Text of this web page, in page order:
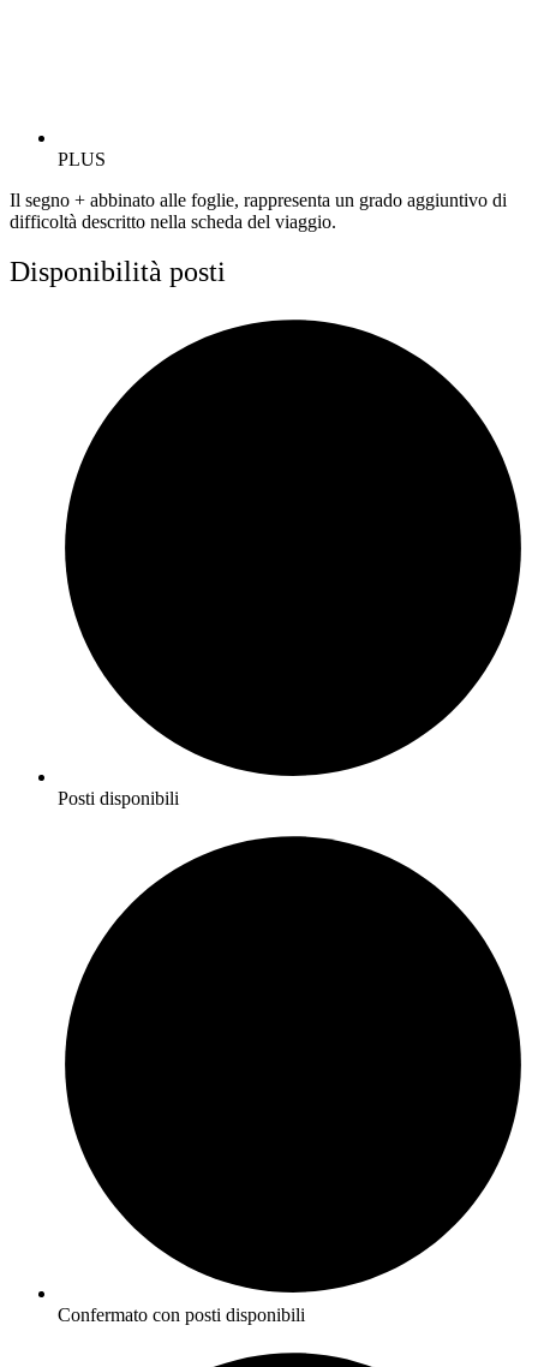
PLUS
Il segno + abbinato alle foglie, rappresenta un grado aggiuntivo di
difficoltà descritto nella scheda del viaggio.
Disponibilità posti
Posti disponibili
Confermato con posti disponibili